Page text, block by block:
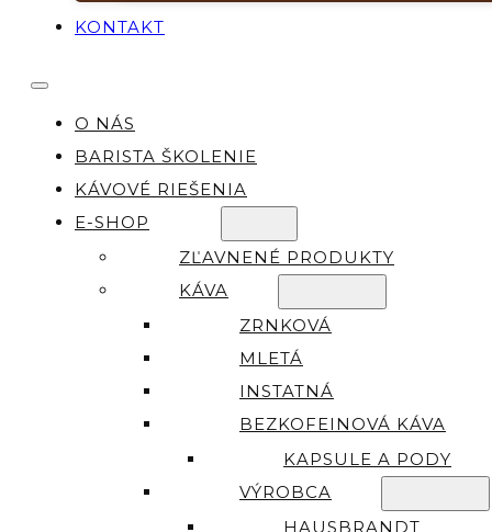
KONTAKT
O NÁS
BARISTA ŠKOLENIE
KÁVOVÉ RIEŠENIA
E-SHOP
ZĽAVNENÉ PRODUKTY
KÁVA
ZRNKOVÁ
MLETÁ
INSTATNÁ
BEZKOFEINOVÁ KÁVA
KAPSULE A PODY
VÝROBCA
HAUSBRANDT